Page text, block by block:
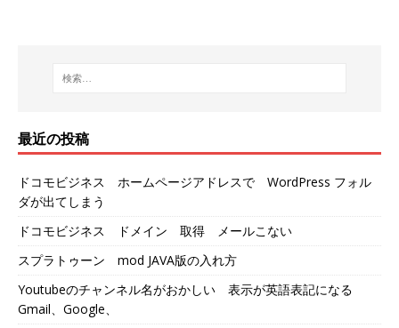
最近の投稿
ドコモビジネス ホームページアドレスで WordPress フォル
ダが出てしまう
ドコモビジネス ドメイン 取得 メールこない
スプラトゥーン mod JAVA版の入れ方
Youtubeのチャンネル名がおかしい 表示が英語表記になる
Gmail、Google、